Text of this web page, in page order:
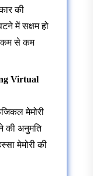
की
में सक्षम हो
कम से कम
Virtual
मेमोरी
की अनुमति
मेमोरी की